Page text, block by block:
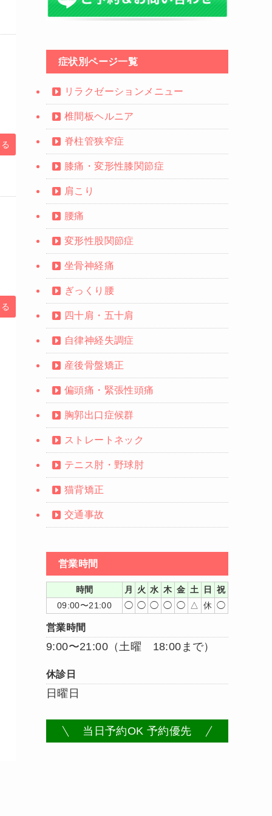
症状別ページ一覧
リラクゼーションメニュー
椎間板ヘルニア
脊柱管狭窄症
膝痛・変形性膝関節症
肩こり
腰痛
変形性股関節症
坐骨神経痛
ぎっくり腰
四十肩・五十肩
自律神経失調症
産後骨盤矯正
偏頭痛・緊張性頭痛
胸郭出口症候群
ストレートネック
テニス肘・野球肘
猫背矯正
交通事故
営業時間
時間 月 火 水 木 金 土 日
祝
09:00〜21:00
◯ ◯ ◯ ◯ ◯ △ 休 ◯
営業時間
9:00〜21:00（土曜 18:00まで）
休診日
日曜日
当日予約OK 予約優先